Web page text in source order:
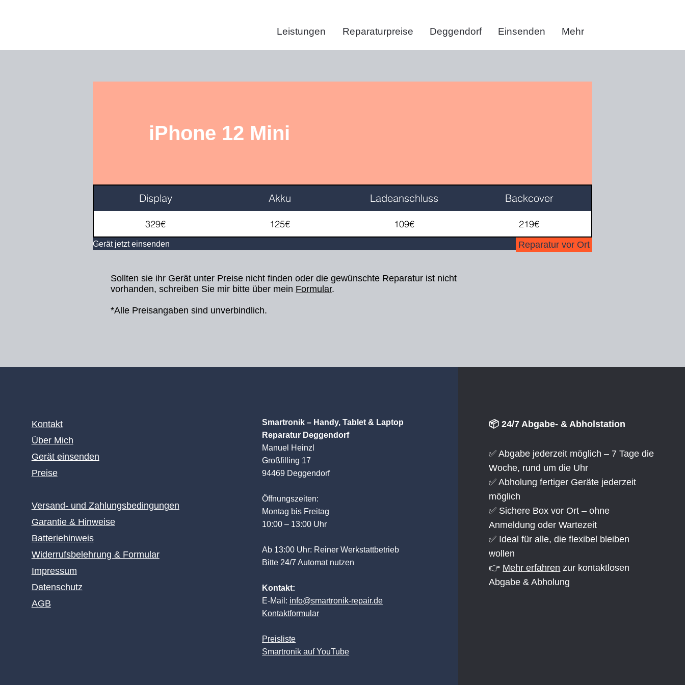
Leistungen Reparaturpreise Deggendorf Einsenden Mehr
iPhone 12 Mini
Display Akku Ladeanschluss Backcover
329€ 125€ 109€ 219€
Gerät jetzt einsenden Reparatur vor Ort
Sollten sie ihr Gerät unter Preise nicht finden oder die gewünschte Reparatur ist nicht
vorhanden, schreiben Sie mir bitte über mein Formular​.
*Alle Preisangaben sind unverbindlich.
Kontakt
Über Mich
Gerät einsenden
Preise
Versand- und Zahlungsbedingungen
Garantie & Hinweise
Batteriehinweis
Widerrufsbelehrung & Formular
Impressum
Datenschutz
AGB
Smartronik – Handy, Tablet & Laptop
Reparatur Deggendorf
Manuel Heinzl
Großfilling 17
94469 Deggendorf
Öffnungszeiten:
Montag bis Freitag
10:00 – 13:00 Uhr
Ab 13:00 Uhr: Reiner Werkstattbetrieb
Bitte 24/7 Automat nutzen
Kontakt:
E-Mail: info@smartronik-repair.de
Kontaktformular
Preisliste
Smartronik auf YouTube
📦 24/7 Abgabe- & Abholstation
✅ Abgabe jederzeit möglich – 7 Tage die
Woche, rund um die Uhr
✅ Abholung fertiger Geräte jederzeit
möglich
✅ Sichere Box vor Ort – ohne
Anmeldung oder Wartezeit
✅ Ideal für alle, die flexibel bleiben
wollen
👉 Mehr erfahren zur kontaktlosen
Abgabe & Abholung